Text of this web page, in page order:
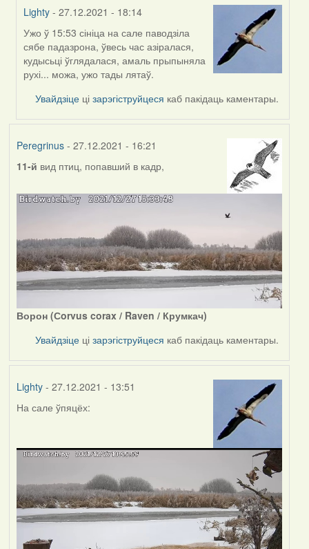
Lighty - 27.12.2021 - 18:14
In
reply
to
by
Peregrinus
Ужо ў 15:53 сініца на сале паводзіла
сябе падазрона, ўвесь час азіралася,
кудысьці ўглядалася, амаль прыпыняла
рухі... можа, ужо тады лятаў.
Увайдзіце цізарэгіструйцеся каб пакідаць каментары.
Peregrinus- 27.12.2021 - 16:21
11-й вид птиц, попавший в кадр,
Ворон (Сorvus corax / Raven / Крумкач)
Увайдзіце цізарэгіструйцеся каб пакідаць каментары.
Lighty- 27.12.2021 - 13:51
На сале ўпяцёх: